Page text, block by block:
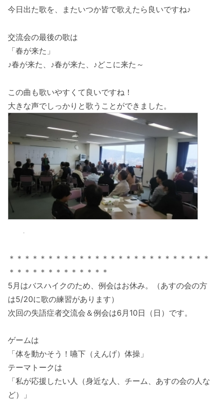
今日出た歌を、またいつか皆で歌えたら良いですね♪
交流会の最後の歌は
「春が来た」
♪春が来た、♪春が来た、♪どこに来た～
この曲も歌いやすくて良いですね！
大きな声でしっかりと歌うことができました。
＊＊＊＊＊＊＊＊＊＊＊＊＊＊＊＊＊＊＊＊＊＊＊＊＊＊
＊＊＊＊＊＊＊＊＊＊＊＊＊
5月はバスハイクのため、例会はお休み。（あすの会の方
は5/20に歌の練習があります）
次回の失語症者交流会＆例会は6月10日（日）です。
ゲームは
「体を動かそう！嚥下（えんげ）体操」
テーマトークは
「私が応援したい人（身近な人、チーム、あすの会の人な
ど）」